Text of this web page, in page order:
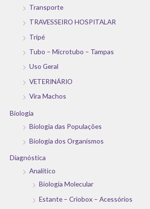
Transporte
TRAVESSEIRO HOSPITALAR
Tripé
Tubo – Microtubo – Tampas
Uso Geral
VETERINÁRIO
Vira Machos
Biologia
Biologia das Populações
Biologia dos Organismos
Diagnóstica
Analítico
Biologia Molecular
Estante – Criobox – Acessórios